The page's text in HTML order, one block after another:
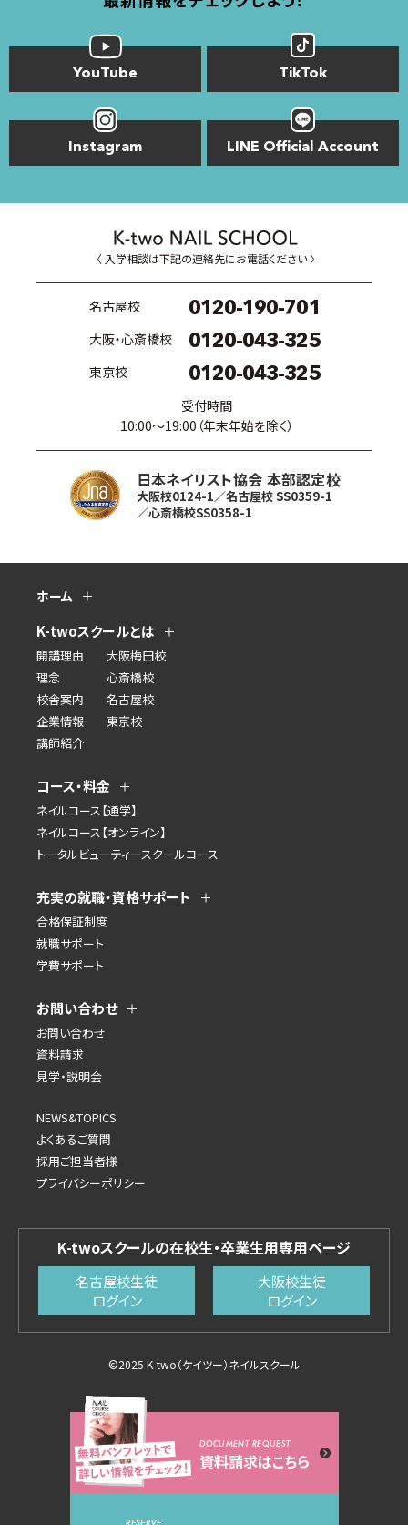
YouTube TikTok
Instagram LINE Official Account
〈 入学相談は下記の連絡先にお電話ください 〉
名古屋校 0120-190-701
大阪・心斎橋校 0120-043-325
東京校 0120-043-325
受付時間
10:00〜19:00（年末年始を除く）
日本ネイリスト協会 本部認定校
大阪校0124-1／名古屋校 SS0359-1
／心斎橋校SS0358-1
ホーム
K-twoスクールとは
開講理由
理念
校舎案内
企業情報
講師紹介
大阪梅田校
心斎橋校
名古屋校
東京校
コース・料金
ネイルコース【通学】
ネイルコース【オンライン】
トータルビューティースクールコース
お問い合わせ
お問い合わせ
資料請求
見学・説明会
充実の就職・資格サポート
合格保証制度
就職サポート
学費サポート
NEWS&TOPICS
よくあるご質問
採用ご担当者様
プライバシーポリシー
K-twoスクールの在校生・卒業生用専用ページ
名古屋校生徒
ログイン
大阪校生徒
ログイン
©2025 K-two（ケイツー）ネイルスクール
DOCUMENT REQUEST
資料請求はこちら
RESERVE